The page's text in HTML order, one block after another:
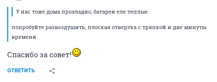
У нас тоже дома прохладно, батареи еле теплые.
попробуйте развоздушить, плоская отвертка с тряпкой и две минуты
времени
Спасибо за совет!
ОТВЕТИТЬ